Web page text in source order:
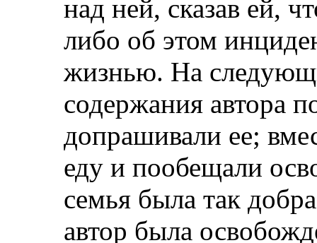
над ней, сказав ей,
либо об этом
жизнью. На
содержания автора
допрашивали ее;
еду и пообещали
семья была так
автор была